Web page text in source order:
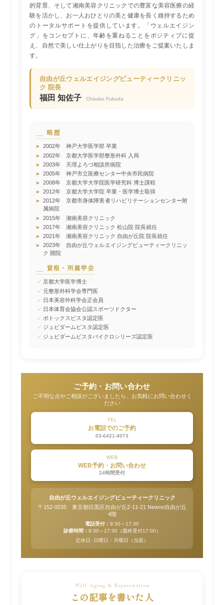
的背景、そして湘南美容クリニックでの豊富な美容医療の経
験を活かし、お一人おひとりの美と健康を長く維持するため
のトータルサポートを提供しています。「ウェルエイジン
グ」をコンセプトに、年齢を重ねることをポジティブに捉
え、自然で美しい仕上がりを目指した治療をご提案いたしま
す。
自由が丘ウェルエイジングビューティークリニッ
ク 院長
福田 知佐子 Chisako Fukuda
略歴
▸
2002年 神戸大学医学部 卒業
▸
2002年 京都大学医学部整形外科 入局
▸
2003年 天理よろづ相談所病院
▸
2005年 神戸市立医療センター中央市民病院
▸
2008年 京都大学大学院医学研究科 博士課程
▸
2012年 京都大学大学院 卒業・医学博士取得
▸
2012年 京都市身体障害者リハビリテーションセンター附
属病院
▸
2015年 湘南美容クリニック
▸
2017年 湘南美容クリニック 松山院 院長就任
▸
2021年 湘南美容クリニック 自由が丘院 院長就任
▸
2023年 自由が丘ウェルエイジングビューティークリニッ
ク 開院
資格・所属学会
✓ 京都大学医学博士
✓ 元整形外科学会専門医
✓ 日本美容外科学会正会員
✓ 日本体育会協会公認スポーツドクター
✓ ボトックスビスタ認定医
✓ ジュビダームビスタ認定医
✓ ジュビダームビスタバイクロシリーズ認定医
ご予約・お問い合わせ
ご不明な点やご相談がございましたら、お気軽にお問い合わせく
ださい
TEL
お電話でのご予約
03-6421-4073
WEB
WEB予約・お問い合わせ
24時間受付
自由が丘ウェルエイジングビューティークリニック
〒152-0035 東京都目黒区自由が丘2-11-21 Newno自由が丘
4階
電話受付： 9:30～17:30
診療時間： 9:30～17:30（最終受付17:00）
定休日: 日曜日・月曜日（当面）
この記事を書いた人